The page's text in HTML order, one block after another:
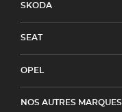
SKODA
SEAT
OPEL
NOS AUTRES MARQUES